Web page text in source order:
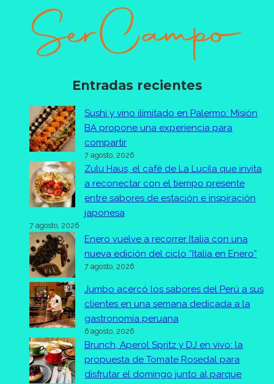
Entradas recientes
Sushi y vino ilimitado en Palermo: Misión
BA propone una experiencia para
compartir
7 agosto, 2026
Zulu Haus, el café de La Lucila que invita
a reconectar con el tiempo presente
entre sabores de estación e inspiración
japonesa
7 agosto, 2026
Enero vuelve a recorrer Italia con una
nueva edición del ciclo “Italia en Enero”
7 agosto, 2026
Jumbo acercó los sabores del Perú a sus
clientes en una semana dedicada a la
gastronomía peruana
6 agosto, 2026
Brunch, Aperol Spritz y DJ en vivo: la
propuesta de Tomate Rosedal para
disfrutar el domingo junto al parque